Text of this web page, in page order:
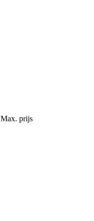
Max. prijs